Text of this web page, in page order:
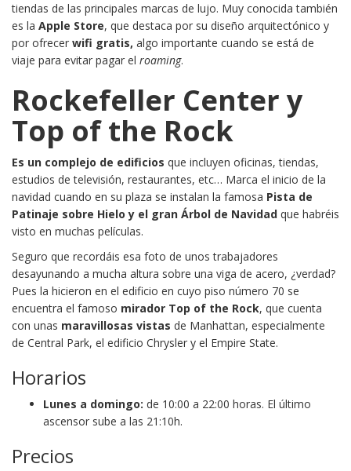
tiendas de las principales marcas de lujo. Muy conocida también
es la Apple Store, que destaca por su diseño arquitectónico y
por ofrecer wifi gratis, algo importante cuando se está de
viaje para evitar pagar el roaming.
Rockefeller Center y
Top of the Rock
Es un complejo de edificios que incluyen oficinas, tiendas,
estudios de televisión, restaurantes, etc… Marca el inicio de la
navidad cuando en su plaza se instalan la famosa Pista de
Patinaje sobre Hielo y el gran Árbol de Navidad que habréis
visto en muchas películas.
Seguro que recordáis esa foto de unos trabajadores
desayunando a mucha altura sobre una viga de acero, ¿verdad?
Pues la hicieron en el edificio en cuyo piso número 70 se
encuentra el famoso mirador Top of the Rock, que cuenta
con unas maravillosas vistas de Manhattan, especialmente
de Central Park, el edificio Chrysler y el Empire State.
Horarios
Lunes a domingo: de 10:00 a 22:00 horas. El último
ascensor sube a las 21:10h.
Precios